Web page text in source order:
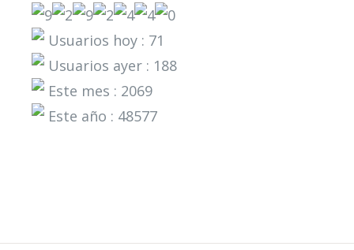
Usuarios hoy : 71
Usuarios ayer : 188
Este mes : 2069
Este año : 48577